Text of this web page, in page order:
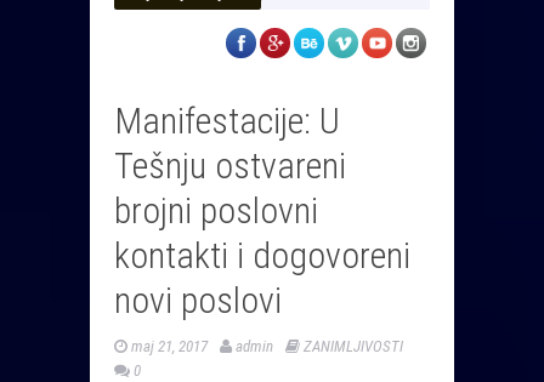
Manifestacije: U
Tešnju ostvareni
brojni poslovni
kontakti i dogovoreni
novi poslovi
maj 21, 2017 admin
ZANIMLJIVOSTI
0